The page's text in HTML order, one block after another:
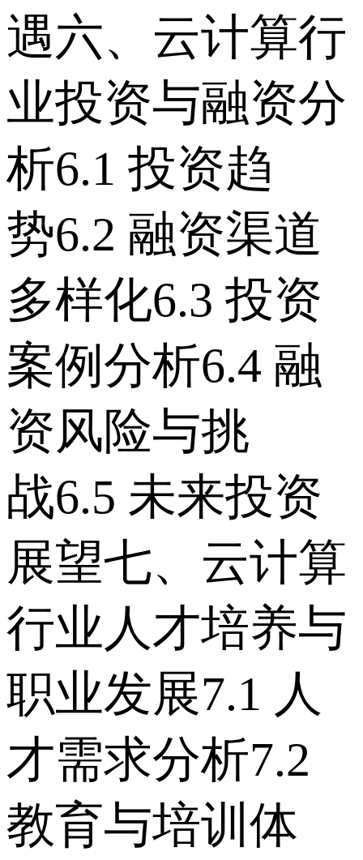
遇 六、云计算行
业投资与融资分
析 6.1 投资趋
势 6.2 融资渠道
多样化 6.3 投资
案例分析 6.4 融
资风险与挑
战 6.5 未来投资
展望 七、云计算
行业人才培养与
职业发展 7.1 人
才需求分析 7.2
教育与培训体